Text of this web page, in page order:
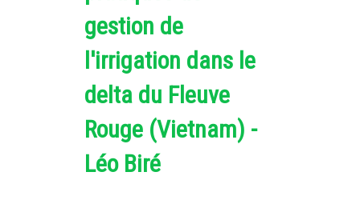
gestion de
l'irrigation dans le
delta du Fleuve
Rouge (Vietnam) -
Léo Biré